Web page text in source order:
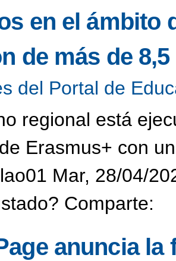
en el ámbito
de más de
del Portal de
regional está
Erasmus+ con
Mar, 28/04/
Comparte:
anuncia